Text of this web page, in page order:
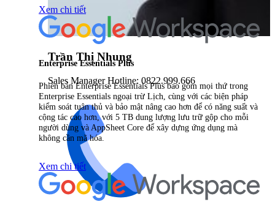
Trần Thị Nhung
Sales Manager Hotline: 0822.999.666
Xem chi tiết
Enterprise Essentials Plus
Phiên bản Enterprise Essentials Plus bao gồm mọi thứ trong
Enterprise Essentials ngoại trừ Lịch, cùng với các biện pháp
kiểm soát tuân thủ và bảo mật nâng cao hơn để có năng suất và
cộng tác cao hơn, với 5 TB dung lượng lưu trữ gộp cho mỗi
người dùng và AppSheet Core để xây dựng ứng dụng mà
không cần mã hóa.
Xem chi tiết